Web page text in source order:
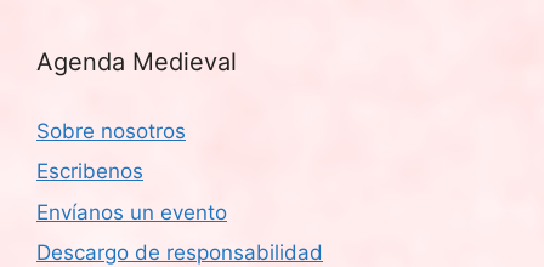
Agenda Medieval
Sobre nosotros
Escribenos
Envíanos un evento
Descargo de responsabilidad